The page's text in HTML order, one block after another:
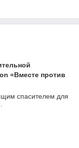
«Вместе против
спасителем для